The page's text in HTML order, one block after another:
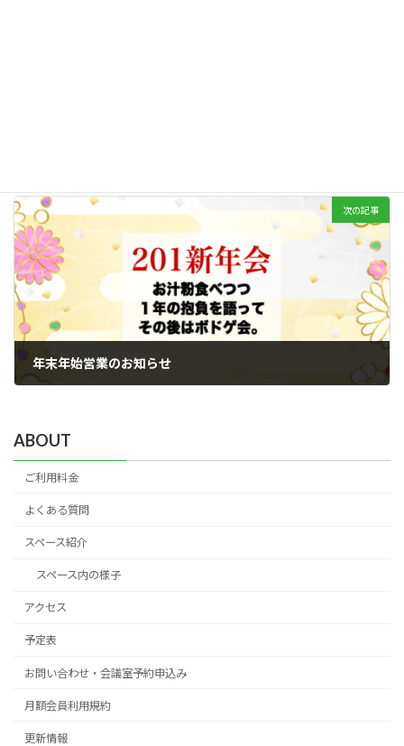
次の記事
年末年始営業のお知らせ
ABOUT
ご利用料金
よくある質問
スペース紹介
スペース内の様子
アクセス
予定表
お問い合わせ・会議室予約申込み
月額会員利用規約
更新情報